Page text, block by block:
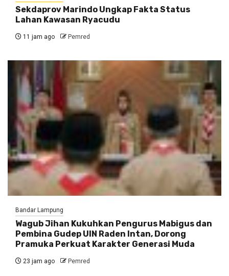
Sekdaprov Marindo Ungkap Fakta Status
Lahan Kawasan Ryacudu
11 jam ago Pemred
Bandar Lampung
Wagub Jihan Kukuhkan Pengurus Mabigus dan
Pembina Gudep UIN Raden Intan, Dorong
Pramuka Perkuat Karakter Generasi Muda
23 jam ago Pemred